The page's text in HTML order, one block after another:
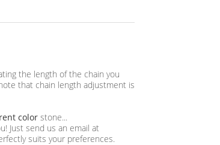
the length of the chain you
that chain length adjustment is
color stone...
Just send us an email at
suits your preferences.